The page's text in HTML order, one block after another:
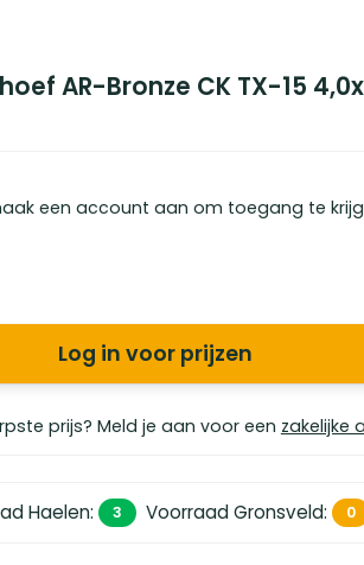
AR-Bronze CK TX-15
een account aan om toegang te
Log in voor prijzen
prijs? Meld je aan voor een zakelijke
Haelen: 3 Voorraad Gronsveld: 0